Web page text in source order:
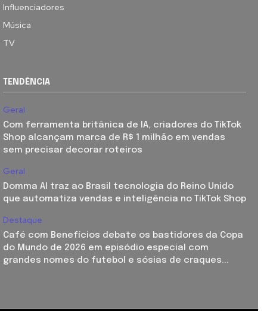
Influenciadores
Música
TV
TENDÊNCIA
Geral
Com ferramenta britânica de IA, criadores do TikTok
Shop alcançam marca de R$ 1 milhão em vendas
sem precisar decorar roteiros
Geral
Domma AI traz ao Brasil tecnologia do Reino Unido
que automatiza vendas e inteligência no TikTok Shop
Destaque
Café com Benefícios debate os bastidores da Copa
do Mundo de 2026 em episódio especial com
grandes nomes do futebol e sósias de craques...